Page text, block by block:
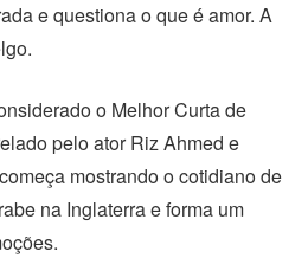
e questiona o que é amor. A
o Melhor Curta de
pelo ator Riz Ahmed e
mostrando o cotidiano de
na Inglaterra e forma um